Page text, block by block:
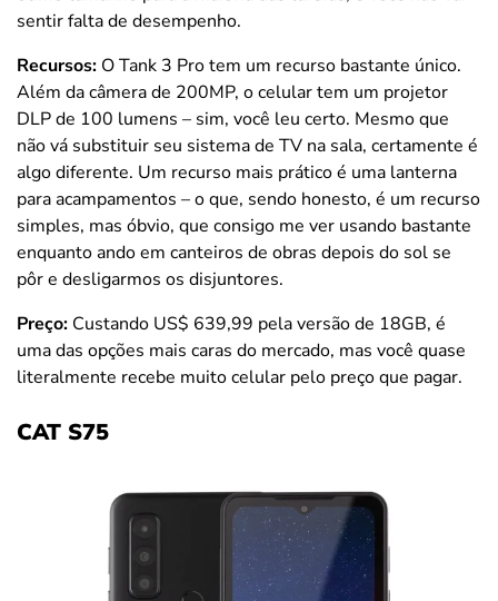
sentir falta de desempenho.
Recursos: O Tank 3 Pro tem um recurso bastante único.
Além da câmera de 200MP, o celular tem um projetor
DLP de 100 lumens – sim, você leu certo. Mesmo que
não vá substituir seu sistema de TV na sala, certamente é
algo diferente. Um recurso mais prático é uma lanterna
para acampamentos – o que, sendo honesto, é um recurso
simples, mas óbvio, que consigo me ver usando bastante
enquanto ando em canteiros de obras depois do sol se
pôr e desligarmos os disjuntores.
Preço: Custando US$ 639,99 pela versão de 18GB, é
uma das opções mais caras do mercado, mas você quase
literalmente recebe muito celular pelo preço que pagar.
CAT S75